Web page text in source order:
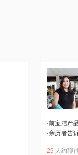
·前宝洁产
·亲历者告
29 人约聊